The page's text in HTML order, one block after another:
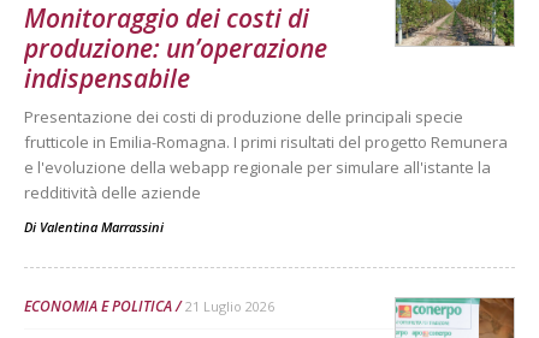
Monitoraggio dei costi di
produzione: un’operazione
indispensabile
Presentazione dei costi di produzione delle principali specie
frutticole in Emilia-Romagna. I primi risultati del progetto Remunera
e l'evoluzione della webapp regionale per simulare all'istante la
redditività delle aziende
Di Valentina Marrassini
ECONOMIA E POLITICA 21 Luglio 2026